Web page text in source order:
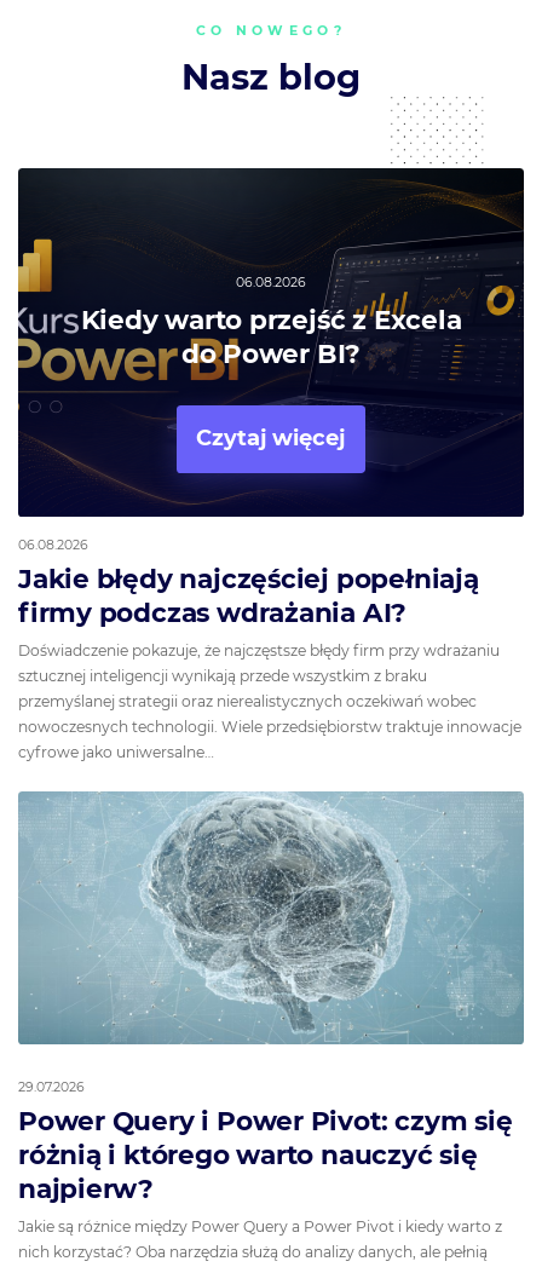
CO NOWEGO?
Nasz blog
06.08.2026
Kiedy warto przejść z Excela
do Power BI?
Czytaj więcej
06.08.2026
Jakie błędy najczęściej popełniają
firmy podczas wdrażania AI?
Doświadczenie pokazuje, że najczęstsze błędy firm przy wdrażaniu
sztucznej inteligencji wynikają przede wszystkim z braku
przemyślanej strategii oraz nierealistycznych oczekiwań wobec
nowoczesnych technologii. Wiele przedsiębiorstw traktuje innowacje
cyfrowe jako uniwersalne…
29.07.2026
Power Query i Power Pivot: czym się
różnią i którego warto nauczyć się
najpierw?
Jakie są różnice między Power Query a Power Pivot i kiedy warto z
nich korzystać? Oba narzędzia służą do analizy danych, ale pełnią